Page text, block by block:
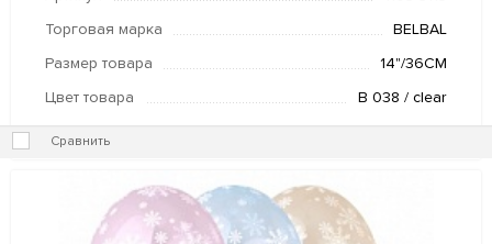
Торговая марка BELBAL
Размер товара 14"/36СМ
Цвет товара B 038 / clear
Сравнить